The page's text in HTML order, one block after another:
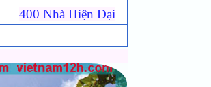
400 Nhà Hiện Đại